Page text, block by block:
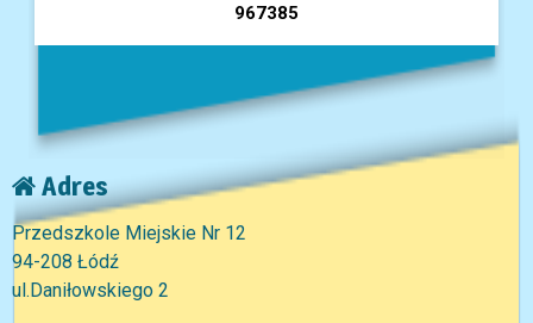
967385
Adres
Przedszkole Miejskie Nr 12
94-208 Łódź
ul.Daniłowskiego 2